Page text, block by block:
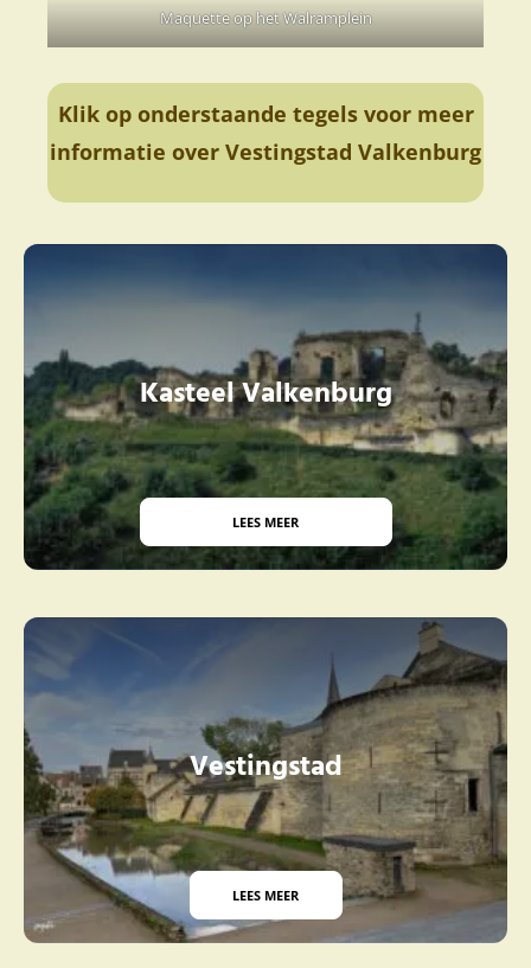
Maquette op het Walramplein
Klik op onderstaande tegels voor meer
informatie over Vestingstad Valkenburg
Kasteel Valkenburg
LEES MEER
Vestingstad
LEES MEER